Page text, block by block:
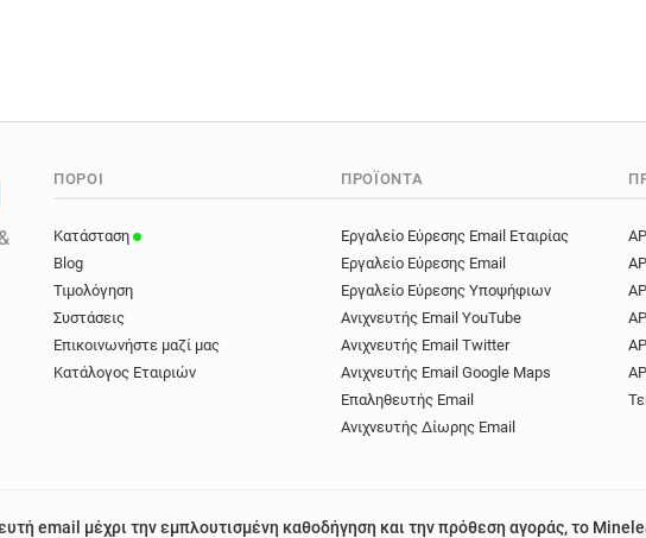
ΠΌΡΟΙ
Κατάσταση
Blog
Τιμολόγηση
Συστάσεις
Επικοινωνήστε μαζί μας
Κατάλογος Εταιριών
ΠΡΟΪΌΝΤΑ
Εργαλείο Εύρεσης Email Εταιρίας
Εργαλείο Εύρεσης Email
Εργαλείο Εύρεσης Υποψήφιων
Ανιχνευτής Email YouTube
Ανιχνευτής Email Twitter
Ανιχνευτής Email Google Maps
Επαληθευτής Email
Ανιχνευτής Δίωρης Email
email μέχρι την εμπλουτισμένη καθοδήγηση και την πρόθεση αγοράς, το